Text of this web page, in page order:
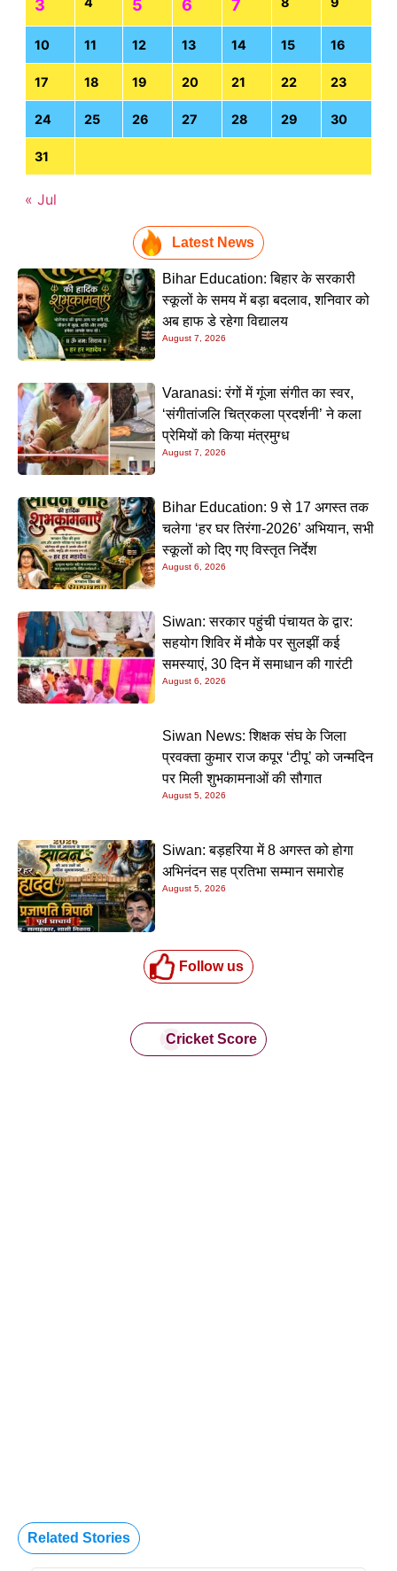
3 5 6 7
10 11 12 13 14 15 16
17 18 19 20 21 22 23
24 25 26 27 28 29 30
31
« Jul
Latest News
Bihar Education: बिहार के सरकारी
स्कूलों के समय में बड़ा बदलाव, शनिवार को
अब हाफ डे रहेगा विद्यालय
August 7, 2026
Varanasi: रंगों में गूंजा संगीत का स्वर,
‘संगीतांजलि चित्रकला प्रदर्शनी’ ने कला
प्रेमियों को किया मंत्रमुग्ध
August 7, 2026
Bihar Education: 9 से 17 अगस्त तक
चलेगा ‘हर घर तिरंगा-2026’ अभियान, सभी
स्कूलों को दिए गए विस्तृत निर्देश
August 6, 2026
Siwan: सरकार पहुंची पंचायत के द्वार:
सहयोग शिविर में मौके पर सुलझीं कई
समस्याएं, 30 दिन में समाधान की गारंटी
August 6, 2026
Siwan News: शिक्षक संघ के जिला
प्रवक्ता कुमार राज कपूर ‘टीपू’ को जन्मदिन
पर मिली शुभकामनाओं की सौगात
August 5, 2026
Siwan: बड़हरिया में 8 अगस्त को होगा
अभिनंदन सह प्रतिभा सम्मान समारोह
August 5, 2026
Follow us
Cricket Score
Related Stories